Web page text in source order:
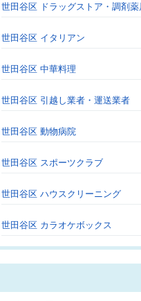
世田谷区 ドラッグストア・調剤薬
世田谷区 イタリアン
世田谷区 中華料理
世田谷区 引越し業者・運送業者
世田谷区 動物病院
世田谷区 スポーツクラブ
世田谷区 ハウスクリーニング
世田谷区 カラオケボックス